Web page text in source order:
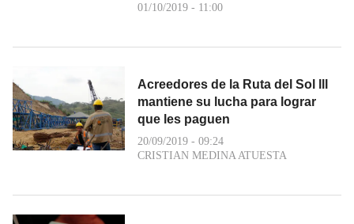
01/10/2019 - 11:00
Acreedores de la Ruta del Sol lll
mantiene su lucha para lograr
que les paguen
20/09/2019 - 09:24
CRISTIAN MEDINA ATUESTA